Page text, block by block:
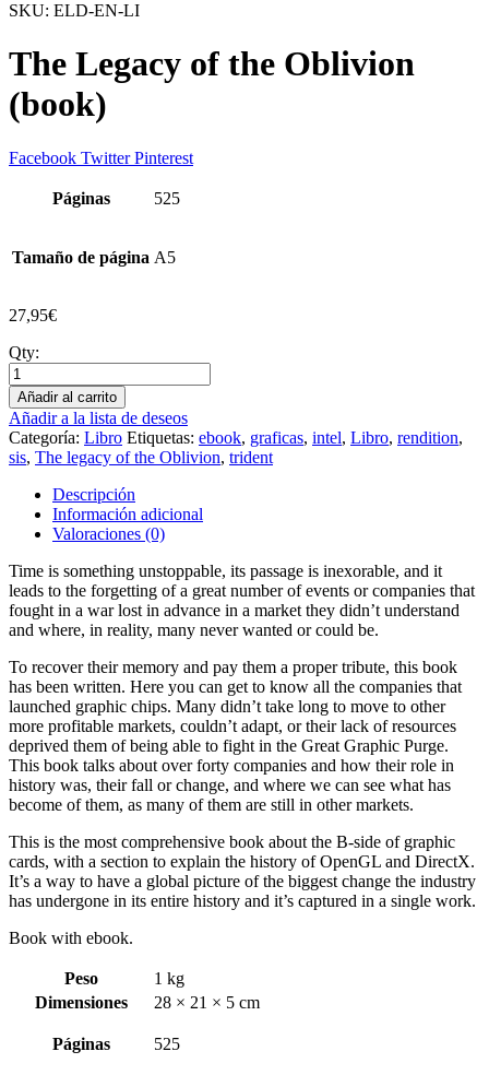
SKU: ELD-EN-LI
The Legacy of the Oblivion
(book)
Facebook Twitter Pinterest
Páginas 525
Tamaño de página A5
27,95€
Qty:
Añadir al carrito
Añadir a la lista de deseos
Categoría: Libro Etiquetas: ebook, graficas, intel, Libro, rendition,
sis, The legacy of the Oblivion, trident
Descripción
Información adicional
Valoraciones (0)
Time is something unstoppable, its passage is inexorable, and it
leads to the forgetting of a great number of events or companies that
fought in a war lost in advance in a market they didn’t understand
and where, in reality, many never wanted or could be.
To recover their memory and pay them a proper tribute, this book
has been written. Here you can get to know all the companies that
launched graphic chips. Many didn’t take long to move to other
more profitable markets, couldn’t adapt, or their lack of resources
deprived them of being able to fight in the Great Graphic Purge.
This book talks about over forty companies and how their role in
history was, their fall or change, and where we can see what has
become of them, as many of them are still in other markets.
This is the most comprehensive book about the B-side of graphic
cards, with a section to explain the history of OpenGL and DirectX.
It’s a way to have a global picture of the biggest change the industry
has undergone in its entire history and it’s captured in a single work.
Book with ebook.
Peso
1 kg
Dimensiones
28 × 21 × 5 cm
Páginas 525